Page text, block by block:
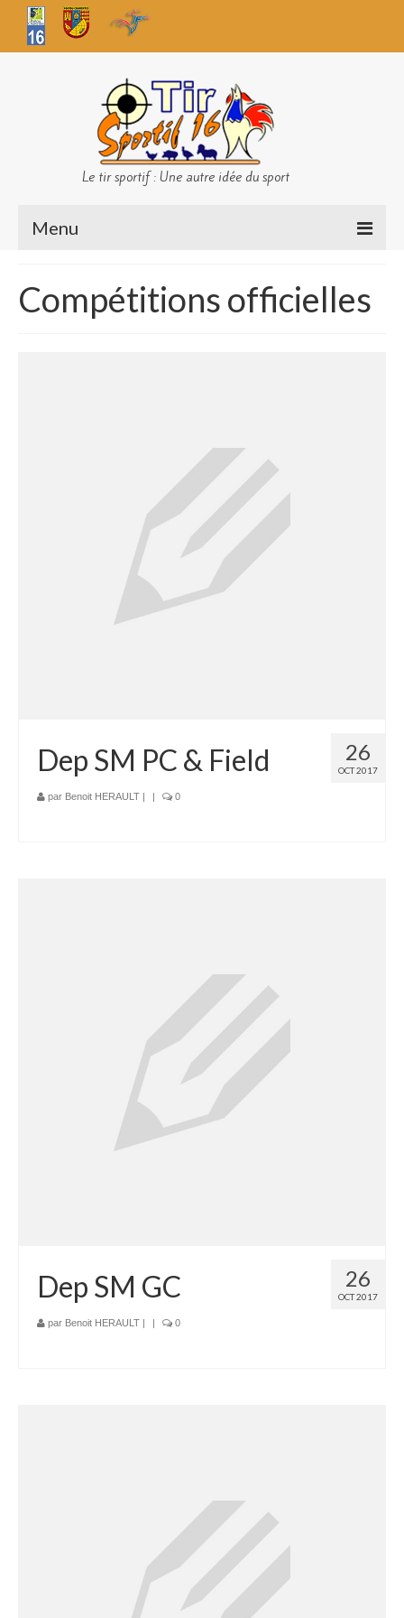
Le tir sportif : Une autre idée du sport
Menu
Sécurité
Compétitions officielles
26
OCT 2017
Dep SM PC & Field
par Benoit HERAULT | | 0
26
OCT 2017
Dep SM GC
par Benoit HERAULT | | 0